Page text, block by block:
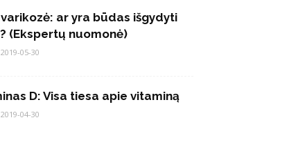
ar yra būdas išgydyti
(Ekspertų nuomonė)
2019-05-30
D: Visa tiesa apie vitaminą
2019-04-30